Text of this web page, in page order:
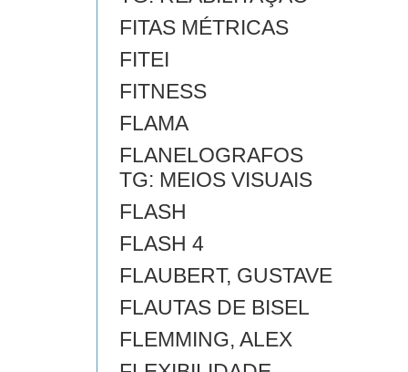
FITAS MÉTRICAS
FITEI
FITNESS
FLAMA
FLANELOGRAFOS
TG: MEIOS VISUAIS
FLASH
FLASH 4
FLAUBERT, GUSTAVE
FLAUTAS DE BISEL
FLEMMING, ALEX